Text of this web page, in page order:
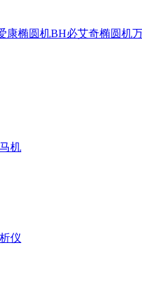
康椭圆机BH必艾奇椭圆机
机
仪